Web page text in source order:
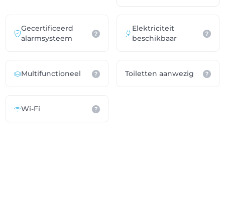
Gecertificeerd
alarmsysteem
Elektriciteit
beschikbaar
Multifunctioneel Toiletten aanwezig
Wi-Fi